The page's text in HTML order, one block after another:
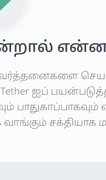
என்றால்
ஐப்
சக்தியாக